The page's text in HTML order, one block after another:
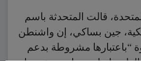
قالت المتحدثة باسم
جين بساكي، إن واشنطن
“باعتبارها مشروطة بدعم